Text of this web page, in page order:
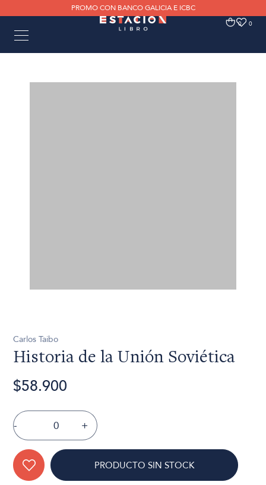
PROMO CON BANCO GALICIA E ICBC
0 0
Carlos Taibo
Historia de la Unión Soviética
$58.900
- +
PRODUCTO SIN STOCK